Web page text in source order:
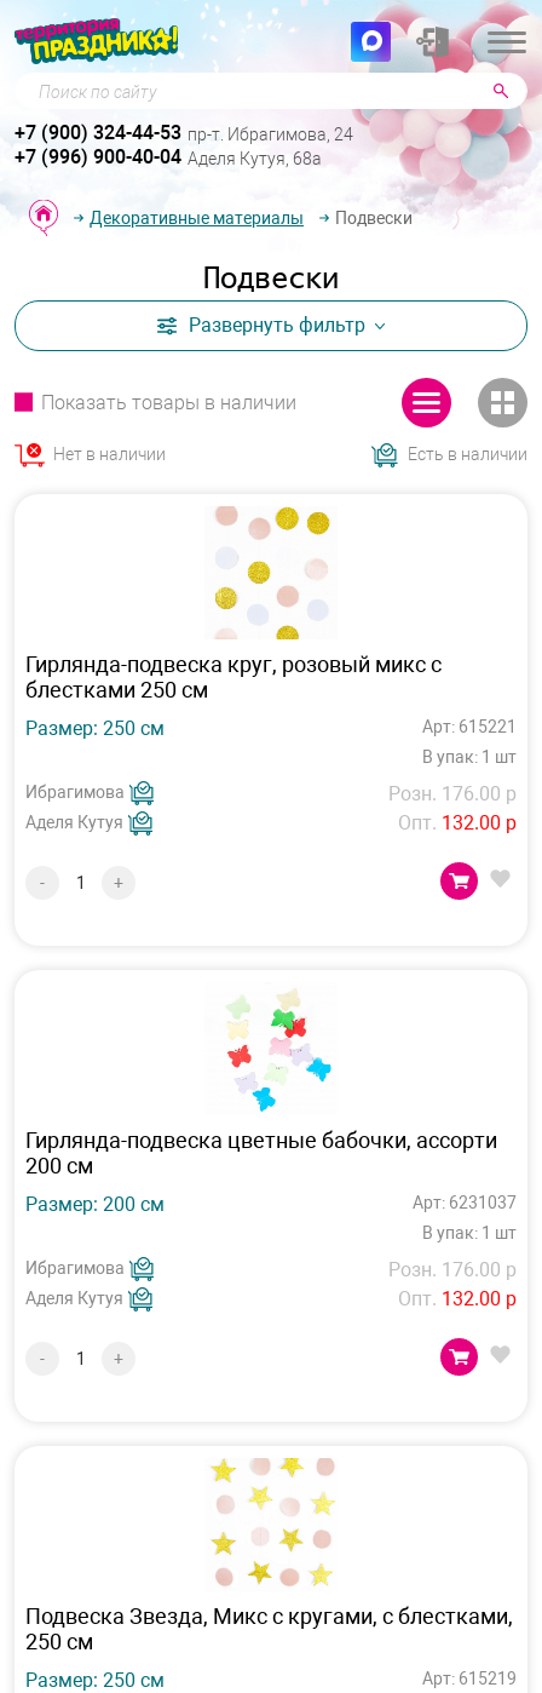
Поиск по сайту
+7 (900) 324-44-53 пр-т. Ибрагимова, 24
+7 (996) 900-40-04 Аделя Кутуя, 68а
Декоративные материалы Подвески
Подвески
Развернуть фильтр
Показать товары в наличии
Нет в наличии Есть в наличии
Гирлянда-подвеска круг, розовый микс с
блестками 250 см
Размер: 250 см
Арт: 615221
В упак: 1 шт
Ибрагимова
Аделя Кутуя
Розн. 176.00 р
Опт. 132.00 р
- +
Гирлянда-подвеска цветные бабочки, ассорти
200 см
Размер: 200 см
Арт: 6231037
В упак: 1 шт
Ибрагимова
Аделя Кутуя
Розн. 176.00 р
Опт. 132.00 р
- +
Подвеска Звезда, Микс с кругами, с блестками,
250 см
Размер: 250 см
Арт: 615219